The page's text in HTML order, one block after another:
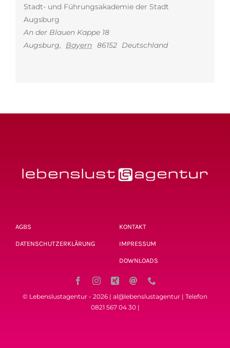
Stadt- und Führungsakademie der Stadt
Augsburg
An der Blauen Kappe 18
Augsburg, Bayern 86152 Deutschland
AGBS
DATENSCHUTZERKLÄRUNG
KONTAKT
IMPRESSUM
DOWNLOADS
© Lebenslustagentur - 2026 | al@lebenslustagentur | Telefon
0821 567 04 30 |